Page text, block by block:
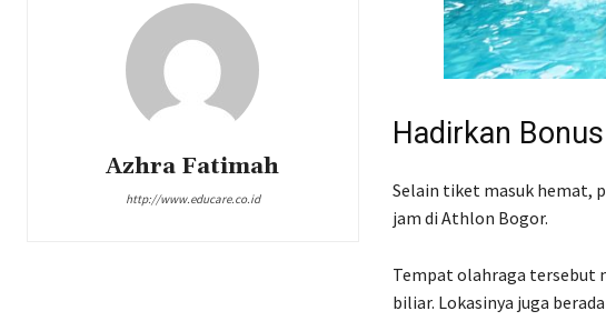
Azhra Fatimah
http://www.educare.co.id
Hadirkan
Selain tiket masuk hemat,
jam di Athlon Bogor.
Tempat olahraga tersebut
biliar. Lokasinya juga